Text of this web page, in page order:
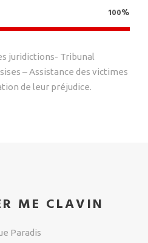
100%
juridictions- Tribunal
– Assistance des victimes
de leur préjudice.
ME CLAVIN
Paradis